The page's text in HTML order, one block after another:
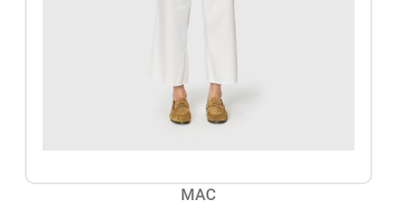
MAC